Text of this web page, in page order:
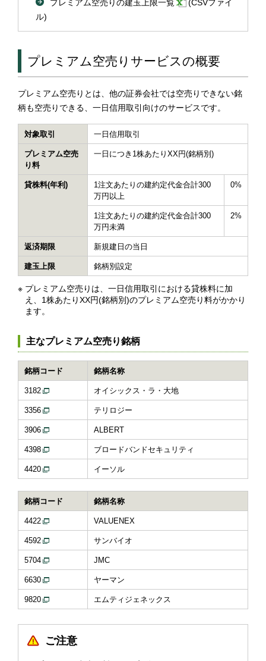
プレミアム空売りの建玉上限一覧
(CSVファイ
ル)
プレミアム空売りサービスの概要
プレミアム空売りとは、他の証券会社では空売りできない銘
柄も空売りできる、一日信用取引向けのサービスです。
対象取引 一日信用取引
プレミアム空売
り料
一日につき1株あたりXX円(銘柄別)
貸株料(年利)
1注文あたりの建約定代金合計300
万円以上
0%
1注文あたりの建約定代金合計300
万円未満
2%
返済期限 新規建日の当日
建玉上限 銘柄別設定
※ プレミアム空売りは、一日信用取引における貸株料に加
え、1株あたりXX円(銘柄別)のプレミアム空売り料がかかり
ます。
主なプレミアム空売り銘柄
銘柄コード 銘柄名称
3182 オイシックス・ラ・大地
3356 テリロジー
3906 ALBERT
4398 ブロードバンドセキュリティ
4420 イーソル
銘柄コード 銘柄名称
4422 VALUENEX
4592 サンバイオ
5704 JMC
6630 ヤーマン
9820 エムティジェネックス
ご注意